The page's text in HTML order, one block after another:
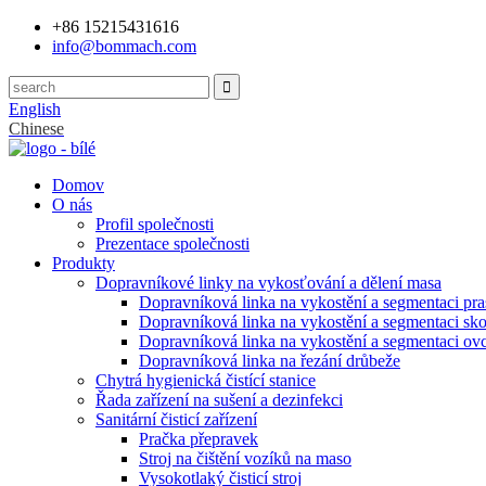
+86 15215431616
info@bommach.com
English
Chinese
Domov
O nás
Profil společnosti
Prezentace společnosti
Produkty
Dopravníkové linky na vykosťování a dělení masa
Dopravníková linka na vykostění a segmentaci
Dopravníková linka na vykostění a segmentaci
Dopravníková linka na vykostění a segmentaci
Dopravníková linka na řezání drůbeže
Chytrá hygienická čistící stanice
Řada zařízení na sušení a dezinfekci
Sanitární čisticí zařízení
Pračka přepravek
Stroj na čištění vozíků na maso
Vysokotlaký čisticí stroj